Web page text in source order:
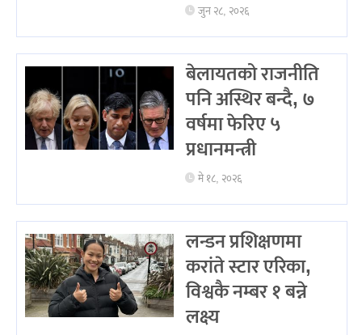
जुन २८, २०२६
बेलायतको राजनीति
पनि अस्थिर बन्दै, ७
वर्षमा फेरिए ५
प्रधानमन्त्री
मे १८, २०२६
लन्डन प्रशिक्षणमा
करांते स्टार एरिका,
विश्वकै नम्बर १ बन्ने
लक्ष्य